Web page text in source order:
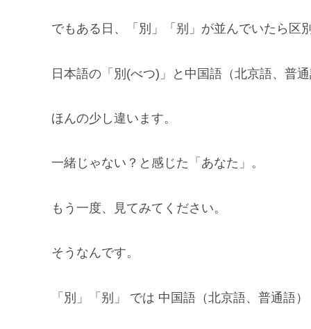
でもある日、「別」「别」が並んでいたら区
日本語の「別(べつ)」と中国語（北京語、普
ほんの少し違います。
一緒じゃない？と感じた「あなた」。
もう一度、見てみてください。
そうなんです。
「別」「别」 では 中国語（北京語、普通語